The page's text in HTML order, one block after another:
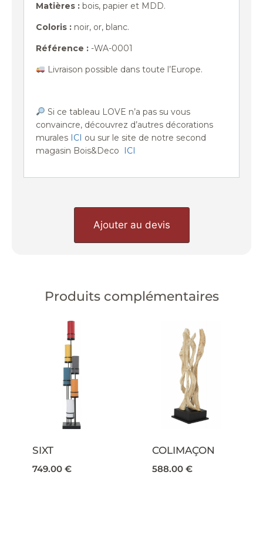
Matières : bois, papier et MDD.
Coloris : noir, or, blanc.
Référence : -WA-0001
Livraison possible dans toute l’Europe.
Si ce tableau LOVE n’a pas su vous
convaincre, découvrez d’autres décorations
murales ICI ou sur le site de notre second
magasin Bois&Deco
ICI
Ajouter au devis
Produits complémentaires
SIXT
749.00 €
COLIMAÇON
588.00 €